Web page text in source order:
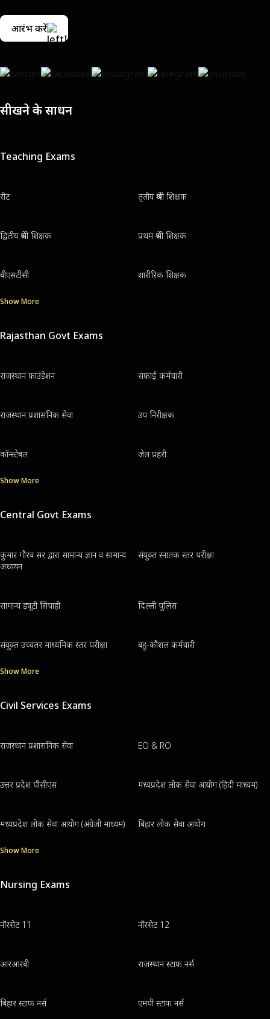
आरंभ करें
सीखने के साधन
Teaching Exams
रीट तृतीय श्रेणी शिक्षक
द्वितीय श्रेणी शिक्षक प्रथम श्रेणी शिक्षक
बीएसटीसी शारीरिक शिक्षक
Show More
Rajasthan Govt Exams
राजस्थान फाउंडेशन सफाई कर्मचारी
राजस्थान प्रशासनिक सेवा उप निरीक्षक
कॉन्स्टेबल जेल प्रहरी
Show More
Central Govt Exams
कुमार गौरव सर द्वारा सामान्य ज्ञान व सामान्य
अध्ययन
संयुक्त स्नातक स्तर परीक्षा
सामान्य ड्यूटी सिपाही दिल्ली पुलिस
संयुक्त उच्चतर माध्यमिक स्तर परीक्षा बहु-कौशल कर्मचारी
Show More
Civil Services Exams
राजस्थान प्रशासनिक सेवा EO & RO
उत्तर प्रदेश पीसीएस मध्यप्रदेश लोक सेवा आयोग (हिंदी माध्यम)
मध्यप्रदेश लोक सेवा आयोग (अंग्रेजी माध्यम) बिहार लोक सेवा आयोग
Show More
Nursing Exams
नॉरसेट 11 नॉरसेट 12
आरआरबी राजस्थान स्टाफ नर्स
बिहार स्टाफ नर्स एमपी स्टाफ नर्स